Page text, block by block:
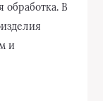
обработка. В
и